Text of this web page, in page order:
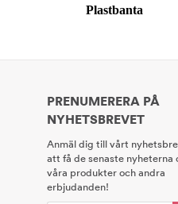
Plastbanta
PRENUMERERA PÅ
NYHETSBREVET
Anmäl dig till vårt
att få de senaste nyheterna
våra produkter och andra
erbjudanden!